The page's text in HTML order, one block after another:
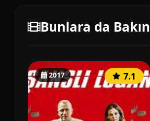
Bunlara da Bakın
2017 7.1